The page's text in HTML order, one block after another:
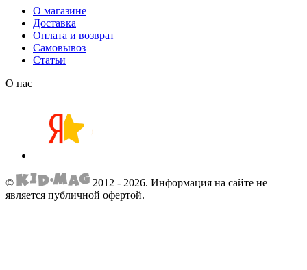
О магазине
Доставка
Оплата и возврат
Самовывоз
Статьи
О нас
© 2012 - 2026. Информация на сайте не
является публичной офертой.